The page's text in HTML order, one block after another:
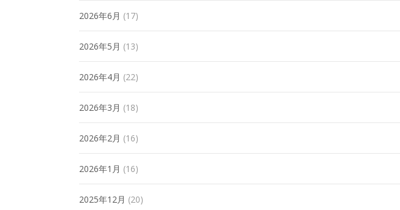
2026年6月 (17)
2026年5月 (13)
2026年4月 (22)
2026年3月 (18)
2026年2月 (16)
2026年1月 (16)
2025年12月 (20)